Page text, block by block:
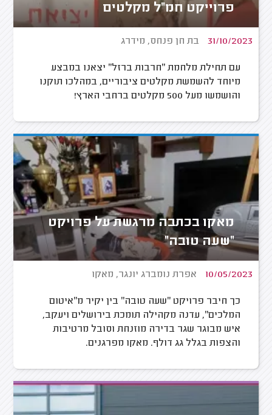
פרוייקט חמ"ל מקלטים
31/10/2023 בת חן פנחס, מידרג
עם תחילת מלחמת "חרבות ברזל" יצאנו במבצע
מיוחד להשמשת מקלטים ציבוריים, במהלכו תוקנו
והושמשו מעל 500 מקלטים ברחבי הארץ!
מאקו בכתבה מרגשת על פרויקט
"שעה טובה"
10/05/2023 אפרת נומברג יונגר, מאקו
כך חיבר פרויקט "שעה טובה" בין יקיר מ"איטום
המלכים", עדנה מקהילה תומכת בירושלים ויעקב,
איש מבוגר שגר בדירה מוזנחת וסובל מרטיבות
והצפות בגלל גג דולף. מאקו מפרגנים.